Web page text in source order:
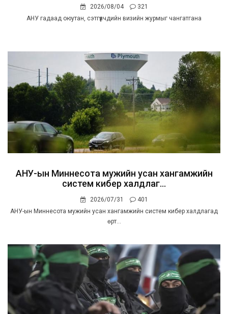
2026/08/04
321
АНУ гадаад оюутан, сэтгүүлчдийн визийн журмыг чангатгана
АНУ-ын Миннесота мужийн усан хангамжийн
систем кибер халдлаг...
2026/07/31
401
АНУ-ын Миннесота мужийн усан хангамжийн систем кибер халдлагад
өрт...